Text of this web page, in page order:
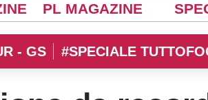
PL MAGAZINE
- GS #SPECIALE